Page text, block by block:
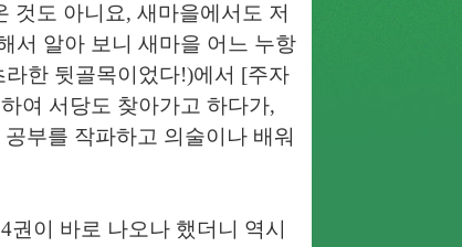
것도 아니요, 새마을에서도 저
서 알아 보니 새마을 어느 누항
한 뒷골목이었다!)에서 [주자
여 서당도 찾아가고 하다가,
부를 작파하고 의술이나 배워
이 바로 나오나 했더니 역시